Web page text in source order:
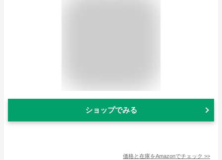
ショップでみる
価格と在庫をAmazonでチェック >>